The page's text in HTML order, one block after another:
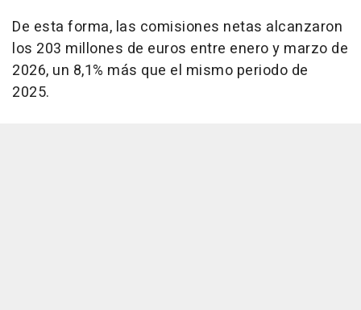
De esta forma, las comisiones netas alcanzaron
los 203 millones de euros entre enero y marzo de
2026, un 8,1% más que el mismo periodo de
2025.